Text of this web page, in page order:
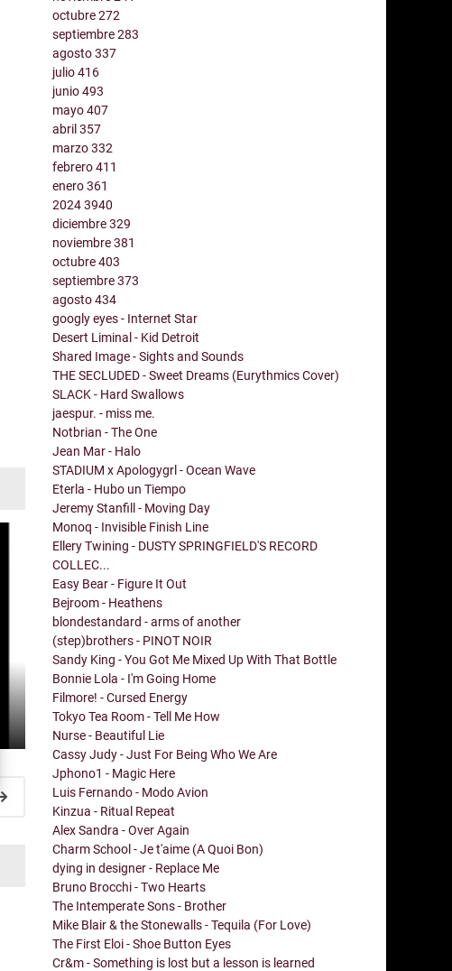
octubre272
septiembre283
agosto337
julio416
junio493
mayo407
abril357
marzo332
febrero411
enero361
20243940
diciembre329
noviembre381
octubre403
septiembre373
agosto434
googly eyes - Internet Star
Desert Liminal - Kid Detroit
Shared Image - Sights and Sounds
THE SECLUDED - Sweet Dreams (Eurythmics Cover)
SLACK - Hard Swallows
jaespur. - miss me.
Notbrian - The One
Jean Mar - Halo
STADIUM x Apologygrl - Ocean Wave
Eterla - Hubo un Tiempo
Jeremy Stanfill - Moving Day
Monoq - Invisible Finish Line
Ellery Twining - DUSTY SPRINGFIELD'S RECORD
COLLEC...
Easy Bear - Figure It Out
Bejroom - Heathens
blondestandard - arms of another
(step)brothers - PINOT NOIR
Sandy King - You Got Me Mixed Up With That Bottle
Bonnie Lola - I'm Going Home
Filmore! - Cursed Energy
Tokyo Tea Room - Tell Me How
Nurse - Beautiful Lie
Cassy Judy - Just For Being Who We Are
Jphono1 - Magic Here
Luis Fernando - Modo Avion
Kinzua - Ritual Repeat
Alex Sandra - Over Again
Charm School - Je t'aime (A Quoi Bon)
dying in designer - Replace Me
Bruno Brocchi - Two Hearts
The Intemperate Sons - Brother
Mike Blair & the Stonewalls - Tequila (For Love)
The First Eloi - Shoe Button Eyes
Cr&m - Something is lost but a lesson is learned